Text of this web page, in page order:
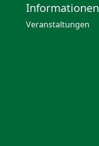
Informationen
Veranstaltungen